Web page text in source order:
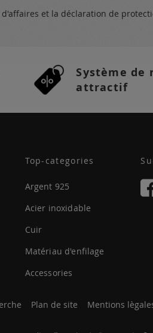
d'affaires et la déclaration de
Système de
attractif
Top-categories
Argent 925
Acier inoxidable
Cuir
Matériau d'enfilage
Accessories
Plan de site Mentions